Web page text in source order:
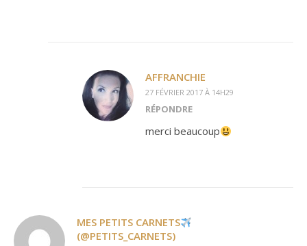
AFFRANCHIE
27 FÉVRIER 2017 À 14H29
RÉPONDRE
merci beaucoup
MES PETITS CARNETS
(@PETITS_CARNETS)